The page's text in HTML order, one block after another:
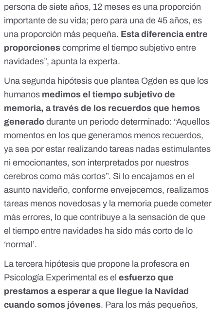
persona de siete años, 12 meses es una proporción
importante de su vida; pero para una de 45 años, es
una proporción más pequeña. Esta diferencia entre
proporciones comprime el tiempo subjetivo entre
navidades”, apunta la experta.
Una segunda hipótesis que plantea Ogden es que los
humanos medimos el tiempo subjetivo de
memoria, a través de los recuerdos que hemos
generado durante un periodo determinado: “Aquellos
momentos en los que generamos menos recuerdos,
ya sea por estar realizando tareas nadas estimulantes
ni emocionantes, son interpretados por nuestros
cerebros como más cortos”. Si lo encajamos en el
asunto navideño, conforme envejecemos, realizamos
tareas menos novedosas y la memoria puede cometer
más errores, lo que contribuye a la sensación de que
el tiempo entre navidades ha sido más corto de lo
‘normal’.
La tercera hipótesis que propone la profesora en
Psicología Experimental es el esfuerzo que
prestamos a esperar a que llegue la Navidad
cuando somos jóvenes. Para los más pequeños,